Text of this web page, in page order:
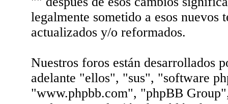
legalmente sometido a esos nuevos
actualizados y/o reformados.
Nuestros foros están desarrollados
adelante "ellos", "sus", "software
"www.phpbb.com", "phpBB